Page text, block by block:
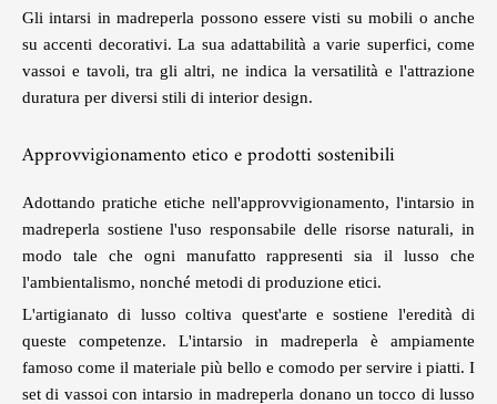
Gli intarsi in madreperla possono essere visti su mobili o anche
su accenti decorativi. La sua adattabilità a varie superfici, come
vassoi e tavoli, tra gli altri, ne indica la versatilità e l'attrazione
duratura per diversi stili di interior design.
Approvvigionamento etico e prodotti sostenibili
Adottando pratiche etiche nell'approvvigionamento, l'intarsio in
madreperla sostiene l'uso responsabile delle risorse naturali, in
modo tale che ogni manufatto rappresenti sia il lusso che
l'ambientalismo, nonché metodi di produzione etici.
L'artigianato di lusso coltiva quest'arte e sostiene l'eredità di
queste competenze. L'intarsio in madreperla è ampiamente
famoso come il materiale più bello e comodo per servire i piatti. I
set di vassoi con intarsio in madreperla donano un tocco di lusso